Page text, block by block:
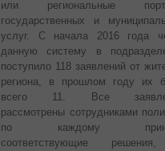
или региональные
государственных и
услуг. С начала 2016 года
данную систему в
поступило 118 заявлений от
региона, в прошлом году их
всего 11. Все
рассмотрены сотрудниками
по каждому
соответствующие